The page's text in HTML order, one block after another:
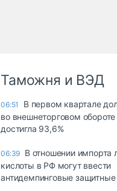
Таможня и ВЭД
06:51
В первом квартале
во внешнеторговом
достигла 93,6%
06:39 В отношении импорта
кислоты в РФ могут ввести
антидемпинговые